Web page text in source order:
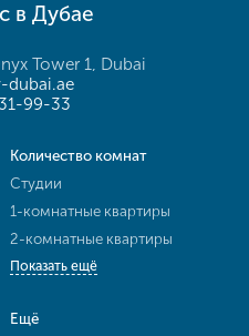
в Дубае
Tower 1, Dubai
dubai.ae
99-33
Количество комнат
Студии
1-комнатные квартиры
2-комнатные квартиры
Показать ещё
Ещё